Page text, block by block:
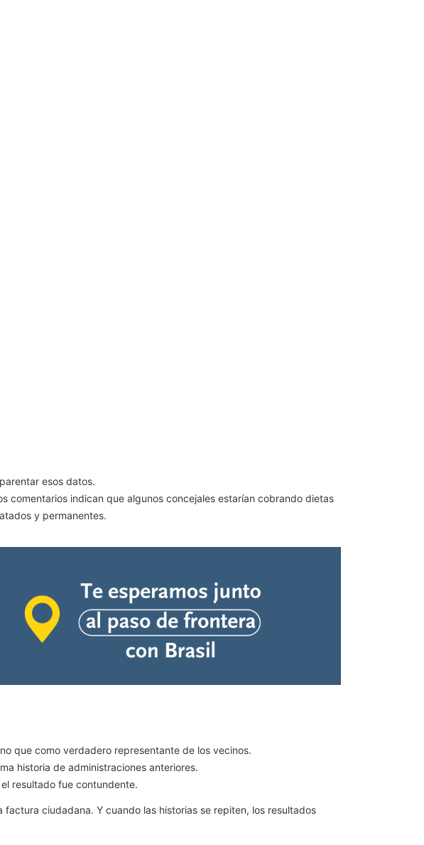
esos datos.
comentarios indican que algunos concejales estarían cobrando dietas
y permanentes.
que como verdadero representante de los vecinos.
historia de administraciones anteriores.
resultado fue contundente.
ciudadana. Y cuando las historias se repiten, los resultados